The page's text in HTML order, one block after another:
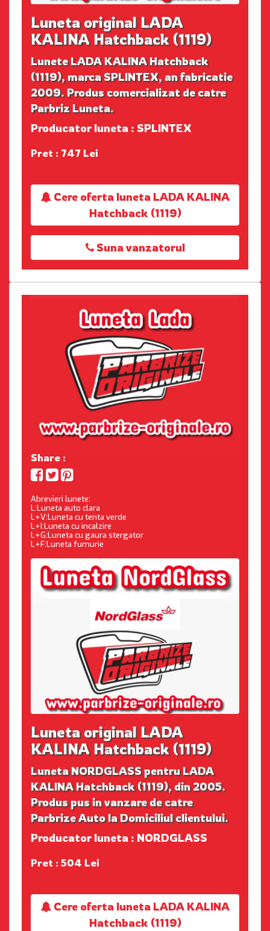
Luneta original LADA
KALINA Hatchback (1119)
Lunete LADA KALINA Hatchback
(1119), marca SPLINTEX, an fabricatie
2009. Produs comercializat de catre
Parbriz Luneta.
Producator luneta : SPLINTEX
Pret : 747 Lei
Cere oferta luneta LADA KALINA
Hatchback (1119)
Suna vanzatorul
Share :
Abrevieri lunete:
L:Luneta auto clara
L+V:Luneta cu tenta verde
L+I:Luneta cu incalzire
L+G:Luneta cu gaura stergator
L+F:Luneta fumurie
Luneta original LADA
KALINA Hatchback (1119)
Luneta NORDGLASS pentru LADA
KALINA Hatchback (1119), din 2005.
Produs pus in vanzare de catre
Parbrize Auto la Domiciliul clientului.
Producator luneta : NORDGLASS
Pret : 504 Lei
Cere oferta luneta LADA KALINA
Hatchback (1119)